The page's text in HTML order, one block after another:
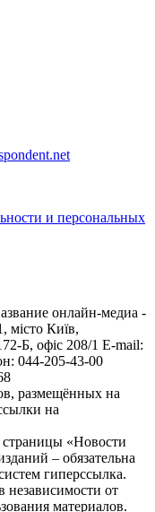
и персональных
онлайн-медиа -
місто Київ,
Б, офіс 208/1 E-mail:
044-205-43-00
размещённых на
на
«Новости
– обязательна
гиперссылка.
от
материалов.